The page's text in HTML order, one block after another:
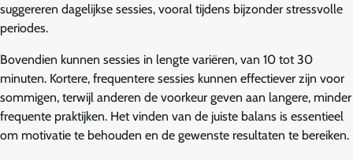
suggereren dagelijkse sessies, vooral tijdens bijzonder stressvolle
periodes.
Bovendien kunnen sessies in lengte variëren, van 10 tot 30
minuten. Kortere, frequentere sessies kunnen effectiever zijn voor
sommigen, terwijl anderen de voorkeur geven aan langere, minder
frequente praktijken. Het vinden van de juiste balans is essentieel
om motivatie te behouden en de gewenste resultaten te bereiken.